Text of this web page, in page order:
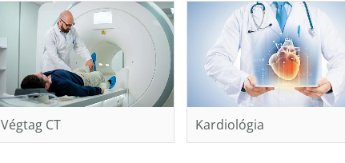
Végtag CT Kardiológia